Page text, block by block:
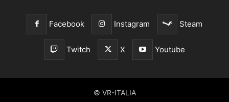
Facebook Instagram Steam
Twitch X Youtube
© VR-ITALIA